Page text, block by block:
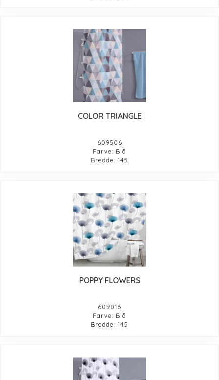
COLOR TRIANGLE
609506
Farve: Blå
Bredde: 145
POPPY FLOWERS
609016
Farve: Blå
Bredde: 145